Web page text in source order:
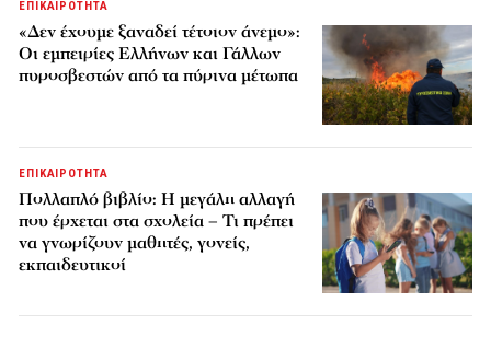
ΕΠΙΚΑΙΡΟΤΗΤΑ
«Δεν έχουμε ξαναδεί τέτοιον άνεμο»:
Οι εμπειρίες Ελλήνων και Γάλλων
πυροσβεστών από τα πύρινα μέτωπα
ΕΠΙΚΑΙΡΟΤΗΤΑ
Πολλαπλό βιβλίο: Η μεγάλη αλλαγή
που έρχεται στα σχολεία – Τι πρέπει
να γνωρίζουν μαθητές, γονείς,
εκπαιδευτικοί